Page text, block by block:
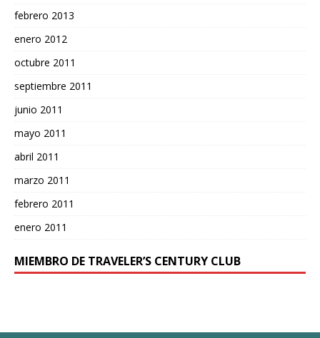
febrero 2013
enero 2012
octubre 2011
septiembre 2011
junio 2011
mayo 2011
abril 2011
marzo 2011
febrero 2011
enero 2011
MIEMBRO DE TRAVELER’S CENTURY CLUB